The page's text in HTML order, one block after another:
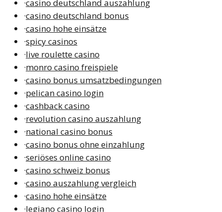
·casino deutschland auszahlung
·casino deutschland bonus
·casino hohe einsätze
·spicy casinos
·live roulette casino
·monro casino freispiele
·casino bonus umsatzbedingungen
·pelican casino login
·cashback casino
·revolution casino auszahlung
·national casino bonus
·casino bonus ohne einzahlung
·seriöses online casino
·casino schweiz bonus
·casino auszahlung vergleich
·casino hohe einsätze
·legiano casino login